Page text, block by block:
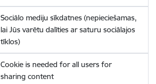
Sociālo mediju sīkdatnes (nepieciešamas,
lai Jūs varētu dalīties ar saturu sociālajos
tīklos)
Cookie is needed for all users for
sharing content